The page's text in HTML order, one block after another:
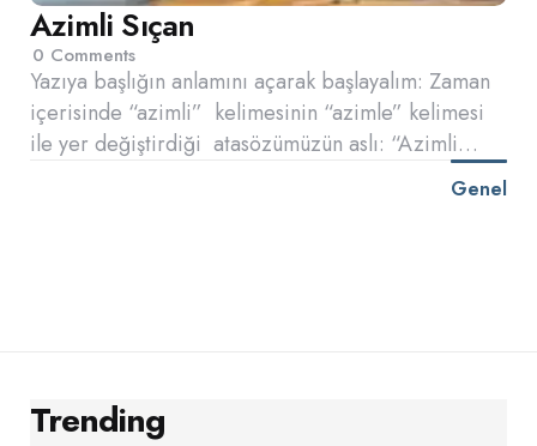
Azimli Sıçan
0 Comments
Yazıya başlığın anlamını açarak başlayalım: Zaman
içerisinde “azimli” kelimesinin “azimle” kelimesi
ile yer değiştirdiği atasözümüzün aslı: “Azimli…
Genel
Trending